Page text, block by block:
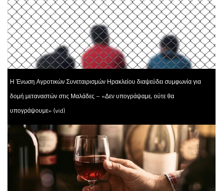
Η Ένωση Αγροτικών Συνεταιρισμών Ηρακλείου διαψεύδει συμφωνία για
δομή μεταναστών στις Μαλάδες – «Δεν υπογράψαμε, ούτε θα
υπογράψουμε» (vid)